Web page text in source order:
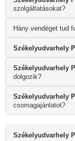
szolgáltatásokat?
Hány vendéget tud
Székelyudvarhely
Székelyudvarhely
dolgozik?
Székelyudvarhely
csomagajánlatot?
Székelyudvarhely